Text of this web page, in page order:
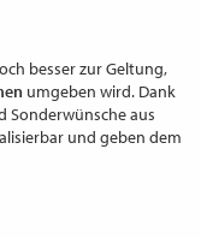
besser zur Geltung,
umgeben wird. Dank
Sonderwünsche aus
und geben dem